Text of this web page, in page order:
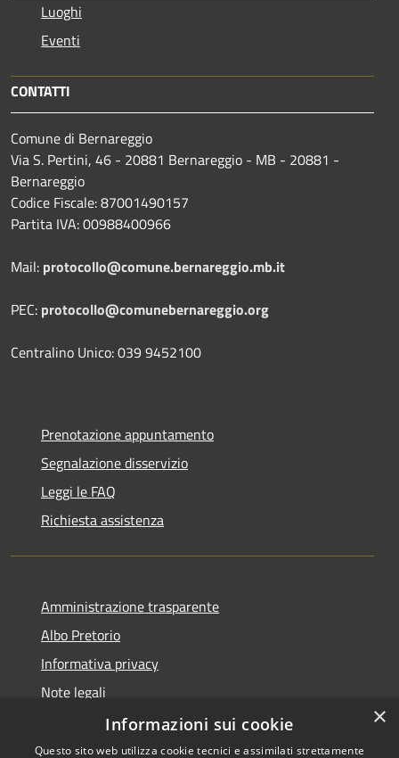
Luoghi
Eventi
CONTATTI
Comune di Bernareggio
Via S. Pertini, 46 - 20881 Bernareggio - MB - 20881 -
Bernareggio
Codice Fiscale: 87001490157
Partita IVA: 00988400966
Mail: protocollo@comune.bernareggio.mb.it
PEC: protocollo@comunebernareggio.org
Centralino Unico: 039 9452100
Prenotazione appuntamento
Segnalazione disservizio
Leggi le FAQ
Richiesta assistenza
Amministrazione trasparente
Albo Pretorio
Informativa privacy
Note legali
Dichiarazione di accessibilità
×
Informazioni sui cookie
Questo sito web utilizza cookie tecnici e assimilati strettamente